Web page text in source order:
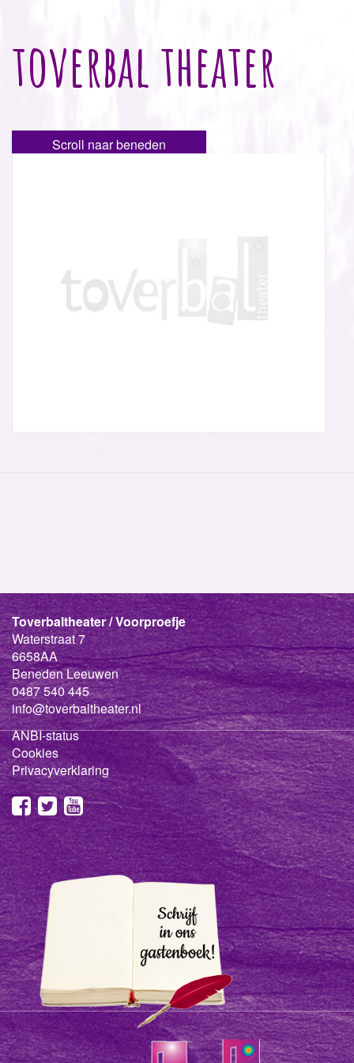
toverbal theater
Scroll naar beneden
Toverbaltheater / Voorproefje
Waterstraat 7
6658AA
Beneden Leeuwen
0487 540 445
info@toverbaltheater.nl
ANBI-status
Cookies
Privacyverklaring